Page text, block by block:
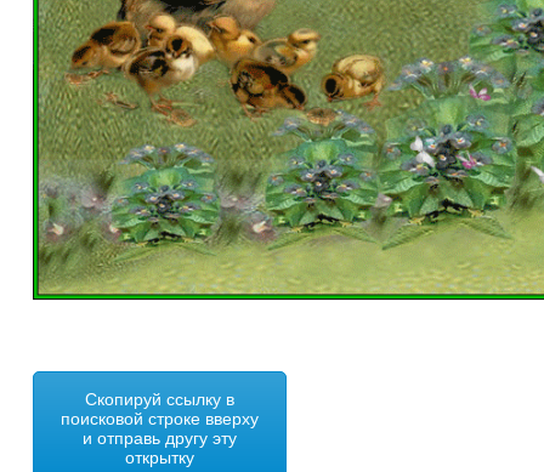
Скопируй ссылку в
поисковой строке вверху
и отправь другу эту
открытку